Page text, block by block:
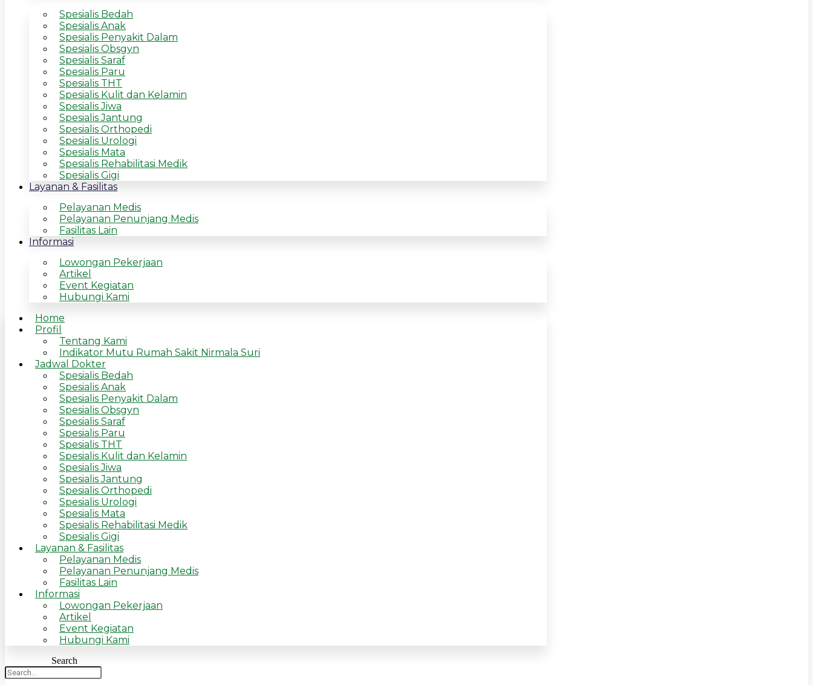
Spesialis Bedah
Spesialis Anak
Spesialis Penyakit Dalam
Spesialis Obsgyn
Spesialis Saraf
Spesialis Paru
Spesialis THT
Spesialis Kulit dan Kelamin
Spesialis Jiwa
Spesialis Jantung
Spesialis Orthopedi
Spesialis Urologi
Spesialis Mata
Spesialis Rehabilitasi Medik
Spesialis Gigi
Layanan & Fasilitas
Pelayanan Medis
Pelayanan Penunjang Medis
Fasilitas Lain
Informasi
Lowongan Pekerjaan
Artikel
Event Kegiatan
Hubungi Kami
Home
Profil
Tentang Kami
Indikator Mutu Rumah Sakit Nirmala Suri
Jadwal Dokter
Spesialis Bedah
Spesialis Anak
Spesialis Penyakit Dalam
Spesialis Obsgyn
Spesialis Saraf
Spesialis Paru
Spesialis THT
Spesialis Kulit dan Kelamin
Spesialis Jiwa
Spesialis Jantung
Spesialis Orthopedi
Spesialis Urologi
Spesialis Mata
Spesialis Rehabilitasi Medik
Spesialis Gigi
Layanan & Fasilitas
Pelayanan Medis
Pelayanan Penunjang Medis
Fasilitas Lain
Informasi
Lowongan Pekerjaan
Artikel
Event Kegiatan
Hubungi Kami
Search